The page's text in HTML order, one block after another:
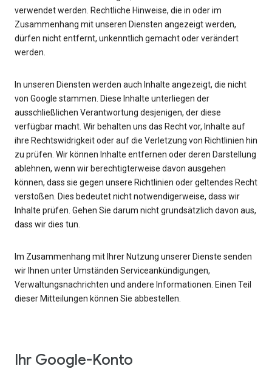
verwendet werden. Rechtliche Hinweise, die in oder im
Zusammenhang mit unseren Diensten angezeigt werden,
dürfen nicht entfernt, unkenntlich gemacht oder verändert
werden.
In unseren Diensten werden auch Inhalte angezeigt, die nicht
von Google stammen. Diese Inhalte unterliegen der
ausschließlichen Verantwortung desjenigen, der diese
verfügbar macht. Wir behalten uns das Recht vor, Inhalte auf
ihre Rechtswidrigkeit oder auf die Verletzung von Richtlinien hin
zu prüfen. Wir können Inhalte entfernen oder deren Darstellung
ablehnen, wenn wir berechtigterweise davon ausgehen
können, dass sie gegen unsere Richtlinien oder geltendes Recht
verstoßen. Dies bedeutet nicht notwendigerweise, dass wir
Inhalte prüfen. Gehen Sie darum nicht grundsätzlich davon aus,
dass wir dies tun.
Im Zusammenhang mit Ihrer Nutzung unserer Dienste senden
wir Ihnen unter Umständen Serviceankündigungen,
Verwaltungsnachrichten und andere Informationen. Einen Teil
dieser Mitteilungen können Sie abbestellen.
Ihr Google-Konto